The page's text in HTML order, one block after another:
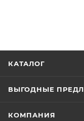
КАТАЛОГ
ВЫГОДНЫЕ
КОМПАНИЯ